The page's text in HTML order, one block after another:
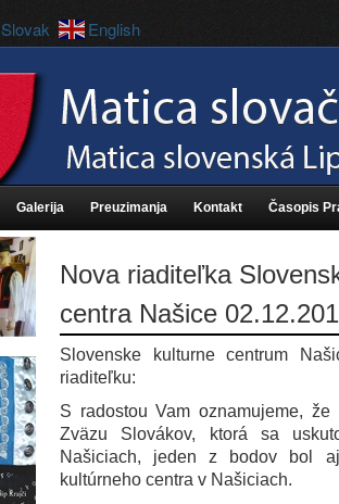
Galerija Preuzimanja Kontakt Časopis
Nova riaditeľka
centra Našice
Slovenske kulturne centrum
riaditeľku:
S radostou Vam oznamujeme,
Zväzu Slovákov, ktorá sa
Našiciach, jeden z bodov bol
kultúrneho centra v Našiciach.
Slovak English